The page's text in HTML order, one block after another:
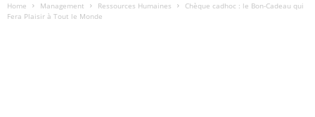
Home Management Ressources Humaines
Chèque cadhoc : le Bon-Cadeau qui
Fera Plaisir à Tout le Monde